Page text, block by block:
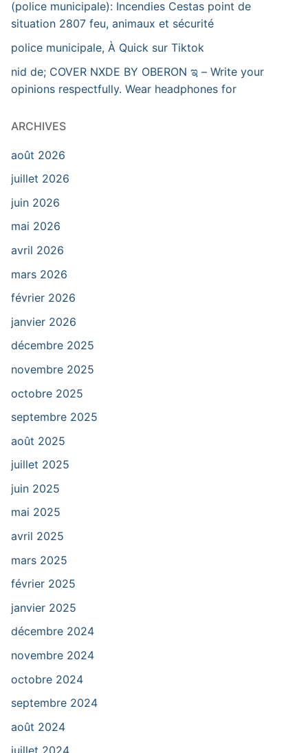
(police municipale): Incendies Cestas point de
situation 2807 feu, animaux et sécurité
police municipale, À Quick sur Tiktok
nid de; COVER NXDE BY OBERON ಇ – Write your
opinions respectfully. Wear headphones for
ARCHIVES
août 2026
juillet 2026
juin 2026
mai 2026
avril 2026
mars 2026
février 2026
janvier 2026
décembre 2025
novembre 2025
octobre 2025
septembre 2025
août 2025
juillet 2025
juin 2025
mai 2025
avril 2025
mars 2025
février 2025
janvier 2025
décembre 2024
novembre 2024
octobre 2024
septembre 2024
août 2024